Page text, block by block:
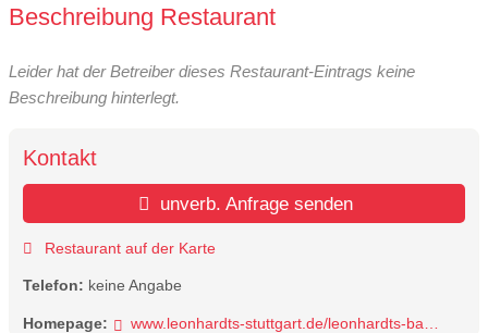
Beschreibung Restaurant
Leider hat der Betreiber dieses Restaurant-Eintrags keine
Beschreibung hinterlegt.
Kontakt
unverb. Anfrage senden
Restaurant auf der Karte
Telefon: keine Angabe
Homepage: www.leonhardts-stuttgart.de/leonhardts-bar-restaurant/